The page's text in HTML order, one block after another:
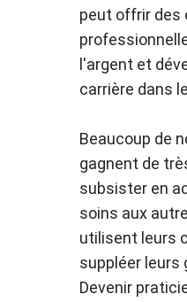
peut offrir des
l'argent et
carrière dans
Beaucoup de
gagnent de
subsister en
soins aux
utilisent leurs
suppléer leurs
Devenir